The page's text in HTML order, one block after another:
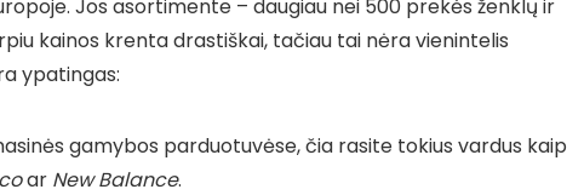
Jos asortimente – daugiau nei 500 prekės ženklų ir
kainos krenta drastiškai, tačiau tai nėra vienintelis
ypatingas:
gamybos parduotuvėse, čia rasite tokius vardus kaip
ar New Balance.